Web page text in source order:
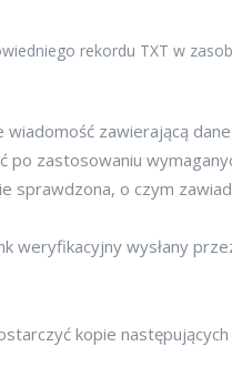
rekordu TXT w
zawierającą
po zastosowaniu
sprawdzona, o czym
weryfikacyjny wysłany
kopie